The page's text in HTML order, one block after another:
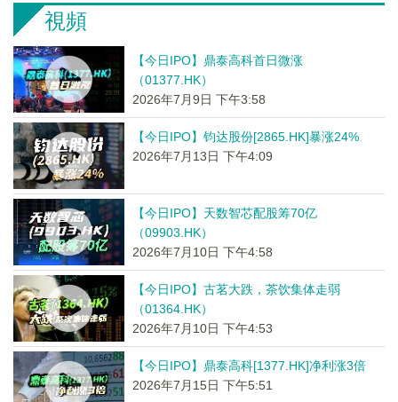
視頻
【今日IPO】鼎泰高科首日微涨
（01377.HK）
2026年7月9日 下午3:58
【今日IPO】钧达股份[2865.HK]暴涨24%
2026年7月13日 下午4:09
【今日IPO】天数智芯配股筹70亿
（09903.HK）
2026年7月10日 下午4:58
【今日IPO】古茗大跌，茶饮集体走弱
（01364.HK）
2026年7月10日 下午4:53
【今日IPO】鼎泰高科[1377.HK]净利涨3倍
2026年7月15日 下午5:51